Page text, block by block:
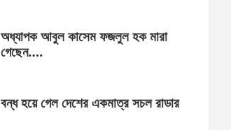
অধ্যাপক আবুল কাসেম ফজলুল হক মারা
গেছেন….
বন্ধ হয়ে গেল দেশের একমাত্র সচল রাডার